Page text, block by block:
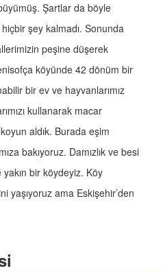
Şartlar da böyle
şey kalmadı. Sonunda
peşine düşerek
köyünde 42 dönüm bir
bir ev ve hayvanlarımız
kullanarak macar
aldık. Burada eşim
bakıyoruz. Damızlık ve besi
bir köydeyiz. Köy
yaşıyoruz ama Eskişehir’den